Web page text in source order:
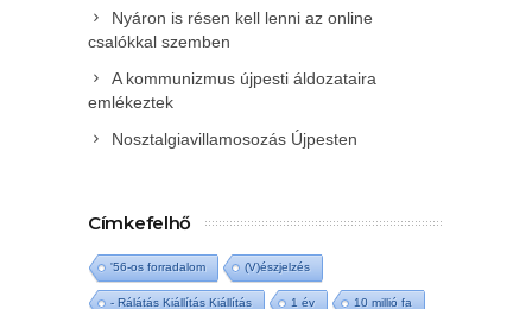
Nyáron is résen kell lenni az online
csalókkal szemben
A kommunizmus újpesti áldozataira
emlékeztek
Nosztalgiavillamosozás Újpesten
Címkefelhő
'56-os forradalom (V)észjelzés
- Rálátás Kiállítás Kiállítás 1 év 10 millió fa